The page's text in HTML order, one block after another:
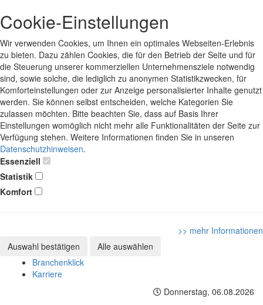
Cookie-Einstellungen
Wir verwenden Cookies, um Ihnen ein optimales Webseiten-Erlebnis
zu bieten. Dazu zählen Cookies, die für den Betrieb der Seite und für
die Steuerung unserer kommerziellen Unternehmensziele notwendig
sind, sowie solche, die lediglich zu anonymen Statistikzwecken, für
Komforteinstellungen oder zur Anzeige personalisierter Inhalte genutzt
werden. Sie können selbst entscheiden, welche Kategorien Sie
zulassen möchten. Bitte beachten Sie, dass auf Basis Ihrer
Einstellungen womöglich nicht mehr alle Funktionalitäten der Seite zur
Verfügung stehen. Weitere Informationen finden Sie in unseren
Datenschutzhinweisen.
Essenziell
Statistik
Komfort
>> mehr Informationen
Auswahl bestätigen
Alle auswählen
Branchenklick
Karriere
Donnerstag, 06.08.2026